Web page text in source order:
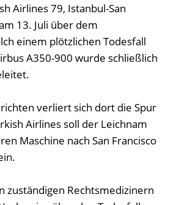
Airlines 79, Istanbul-San
13. Juli über dem
einem plötzlichen Todesfall
A350-900 wurde schließlich
verliert sich dort die Spur
Airlines soll der Leichnam
Maschine nach San Francisco
zuständigen Rechtsmedizinern